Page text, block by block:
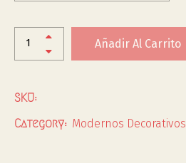
Añadir Al Carrito
SKU:
Category: Modernos Decorativos